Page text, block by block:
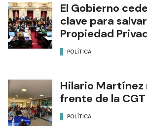
El Gobierno
clave para
Propiedad
POLÍTICA
Hilario Martínez
frente de la
POLÍTICA